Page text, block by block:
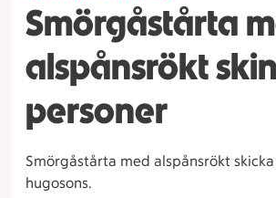
Smörgåstårta
alspånsrökt
personer
Smörgåstårta med alspånsrökt
hugosons.